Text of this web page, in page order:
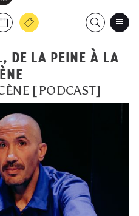
DE LA PEINE À LA
[PODCAST]